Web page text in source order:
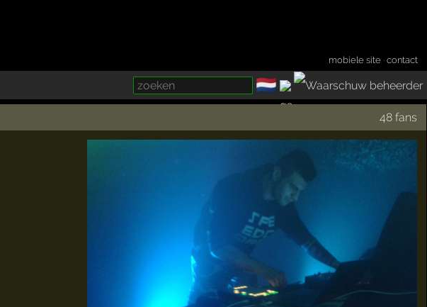
mobiele site ·contact
🇳🇱
48 fans